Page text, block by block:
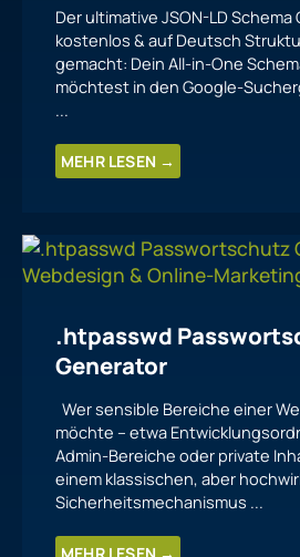
Der ultimative JSON-LD Schema
kostenlos & auf Deutsch
gemacht: Dein All-in-One
möchtest in den Google-
...
MEHR LESEN →
.htpasswd
Generator
Wer sensible Bereiche einer
möchte – etwa
Admin-Bereiche oder private
einem klassischen, aber
Sicherheitsmechanismus ...
MEHR LESEN →